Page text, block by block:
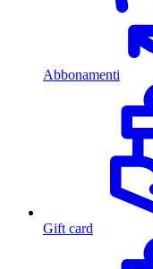
Abbonamenti
Gift card